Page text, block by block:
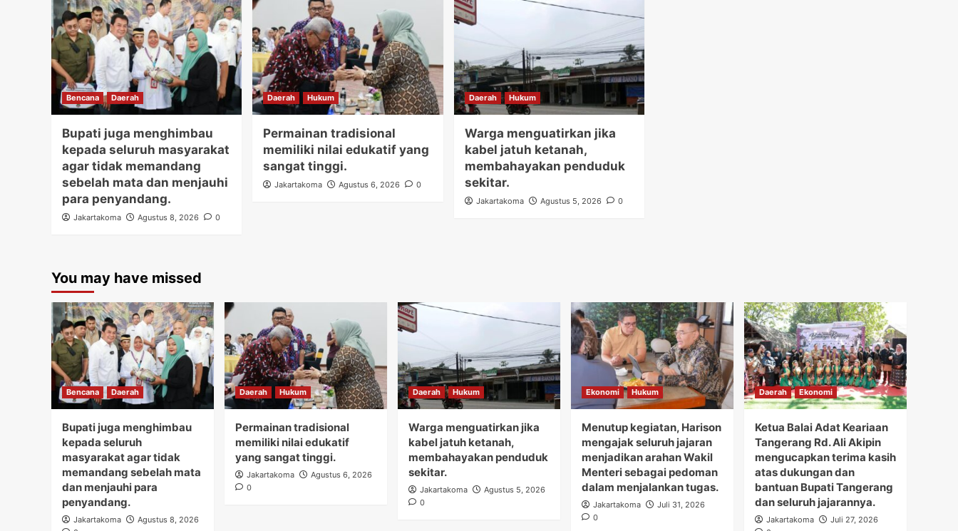
Bencana Daerah
Bupati juga menghimbau
kepada seluruh masyarakat
agar tidak memandang
sebelah mata dan menjauhi
para penyandang.
Jakartakoma Agustus 8, 2026 0
Daerah Hukum
Permainan tradisional
memiliki nilai edukatif yang
sangat tinggi.
Jakartakoma Agustus 6, 2026 0
Daerah Hukum
Warga menguatirkan jika
kabel jatuh ketanah,
membahayakan penduduk
sekitar.
Jakartakoma Agustus 5, 2026 0
You may have missed
Bencana Daerah
Bupati juga menghimbau
kepada seluruh
masyarakat agar tidak
memandang sebelah mata
dan menjauhi para
penyandang.
Jakartakoma
Agustus 8, 2026
Daerah Hukum
Permainan tradisional
memiliki nilai edukatif
yang sangat tinggi.
Jakartakoma
Agustus 6, 2026
0
Daerah Hukum
Warga menguatirkan jika
kabel jatuh ketanah,
membahayakan penduduk
sekitar.
Jakartakoma
Agustus 5, 2026
0
Ekonomi Hukum
Menutup kegiatan, Harison
mengajak seluruh jajaran
menjadikan arahan Wakil
Menteri sebagai pedoman
dalam menjalankan tugas.
Jakartakoma
Juli 31, 2026
0
Daerah Ekonomi
Ketua Balai Adat Keariaan
Tangerang Rd. Ali Akipin
mengucapkan terima kasih
atas dukungan dan
bantuan Bupati Tangerang
dan seluruh jajarannya.
Jakartakoma
Juli 27, 2026